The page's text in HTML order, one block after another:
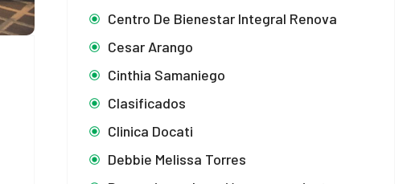
Centro De Bienestar Integral Renova
Cesar Arango
Cinthia Samaniego
Clasificados
Clinica Docati
Debbie Melissa Torres